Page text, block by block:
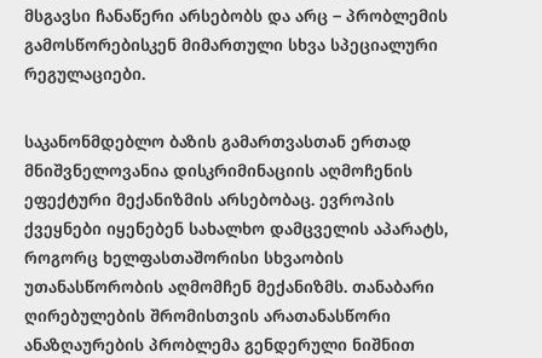
მსგავსი ჩანაწერი არსებობს და არც – პრობლემის
გამოსწორებისკენ მიმართული სხვა სპეციალური
რეგულაციები.
საკანონმდებლო ბაზის გამართვასთან ერთად
მნიშვნელოვანია დისკრიმინაციის აღმოჩენის
ეფექტური მექანიზმის არსებობაც. ევროპის
ქვეყნები იყენებენ სახალხო დამცველის აპარატს,
როგორც ხელფასთაშორისი სხვაობის
უთანასწორობის აღმომჩენ მექანიზმს. თანაბარი
ღირებულების შრომისთვის არათანასწორი
ანაზღაურების პრობლემა გენდერული ნიშნით